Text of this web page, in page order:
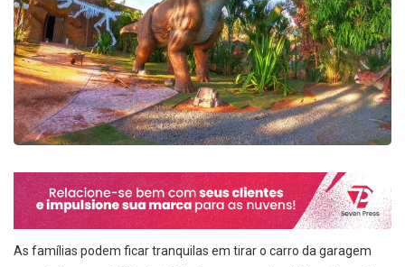
As famílias podem ficar tranquilas em tirar o carro da garagem